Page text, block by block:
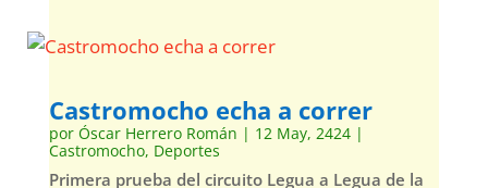
Castromocho echa a correr
por Óscar Herrero Román | 12 May, 2424|
Castromocho, Deportes
Primera prueba del circuito Legua a Legua de la